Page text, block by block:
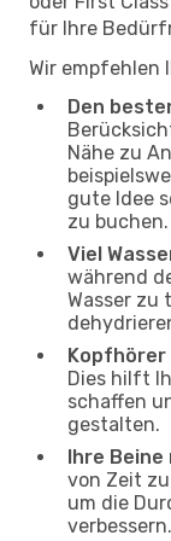
für Ihre
Wir empfehlen
Den
Nähe zu
gute Idee
zu buchen.
Viel
während
Wasser zu
Kopfhörer
Dies hilft
schaffen
gestalten.
Ihre
von Zeit
um die
verbessern.